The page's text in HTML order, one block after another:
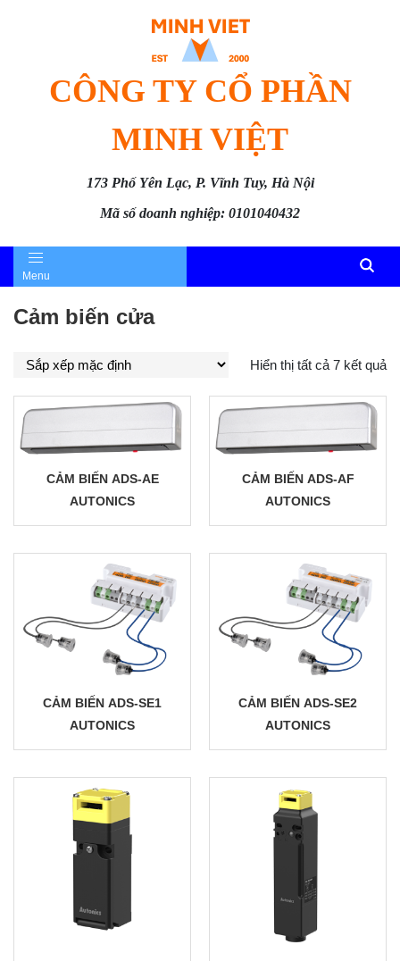
CÔNG TY CỔ PHẦN
MINH VIỆT
173 Phố Yên Lạc, P. Vĩnh Tuy, Hà Nội
Mã số doanh nghiệp: 0101040432
Menu
Cảm biến cửa
Hiển thị tất cả 7 kết quả
CẢM BIẾN ADS-AE
AUTONICS
CẢM BIẾN ADS-AF
AUTONICS
CẢM BIẾN ADS-SE1
AUTONICS
CẢM BIẾN ADS-SE2
AUTONICS